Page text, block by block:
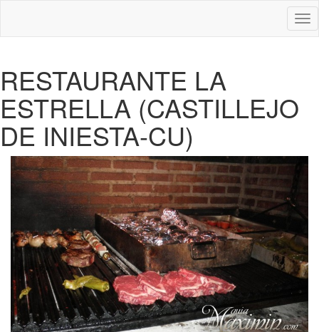
RESTAURANTE LA
ESTRELLA (CASTILLEJO
DE INIESTA-CU)